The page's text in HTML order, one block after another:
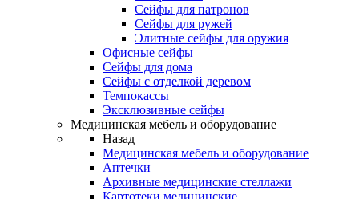
Сейфы для патронов
Сейфы для ружей
Элитные сейфы для оружия
Офисные сейфы
Сейфы для дома
Сейфы с отделкой деревом
Темпокассы
Эксклюзивные сейфы
Медицинская мебель и оборудование
Назад
Медицинская мебель и оборудование
Аптечки
Архивные медицинские стеллажи
Картотеки медицинские